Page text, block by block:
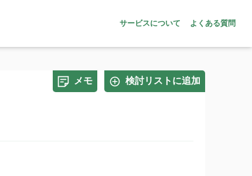
サービスについて よくある質問
メモ 検討リストに追加